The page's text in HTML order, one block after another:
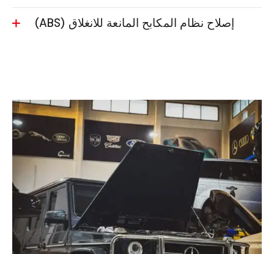
إصلاح نظام المكابح المانعة للانغلاق (ABS)